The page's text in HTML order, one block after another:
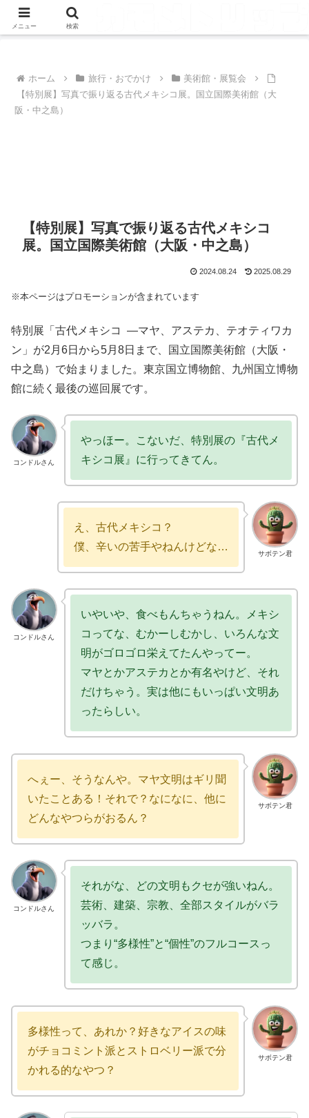
ホーム 旅行・おでかけ
美術館・展覧会
【特別展】写真で振り返る古代メキシコ展。国立国際美術館（大
阪・中之島）
【特別展】写真で振り返る古代メキシコ
展。国立国際美術館（大阪・中之島）
2024.08.24 2025.08.29
※本ページはプロモーションが含まれています
特別展「古代メキシコ ―マヤ、アステカ、テオティワカ
ン」が2月6日から5月8日まで、国立国際美術館（大阪・
中之島）で始まりました。東京国立博物館、九州国立博物
館に続く最後の巡回展です。
コンドルさん
やっほー。こないだ、特別展の『古代メ
キシコ展』に行ってきてん。
サボテン君
え、古代メキシコ？
僕、辛いの苦手やねんけどな…
コンドルさん
いやいや、食べもんちゃうねん。メキシ
コってな、むかーしむかし、いろんな文
明がゴロゴロ栄えてたんやってー。
マヤとかアステカとか有名やけど、それ
だけちゃう。実は他にもいっぱい文明あ
ったらしい。
サボテン君
へぇー、そうなんや。マヤ文明はギリ聞
いたことある！それで？なになに、他に
どんなやつらがおるん？
コンドルさん
それがな、どの文明もクセが強いねん。
芸術、建築、宗教、全部スタイルがバラ
ッバラ。
つまり“多様性”と“個性”のフルコースっ
て感じ。
サボテン君
多様性って、あれか？好きなアイスの味
がチョコミント派とストロベリー派で分
かれる的なやつ？
メニュー 検索